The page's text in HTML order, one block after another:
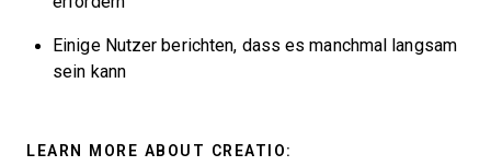
Einige Nutzer berichten, dass es manchmal langsam
sein kann
LEARN MORE ABOUT CREATIO: